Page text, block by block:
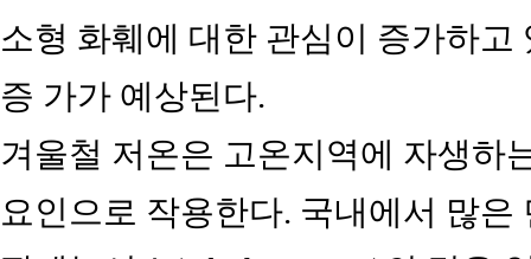
소형 화훼에 대한 관심이 증가하
증 가가 예상된다.
겨울철 저온은 고온지역에 자생하
요인으로 작용한다. 국내에서 많은